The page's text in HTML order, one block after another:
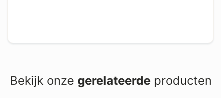
Bekijk onze gerelateerdeproducten